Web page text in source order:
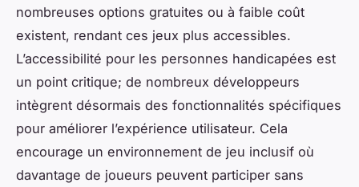
nombreuses options gratuites ou à faible coût
existent, rendant ces jeux plus accessibles.
L’accessibilité pour les personnes handicapées est
un point critique; de nombreux développeurs
intègrent désormais des fonctionnalités spécifiques
pour améliorer l’expérience utilisateur. Cela
encourage un environnement de jeu inclusif où
davantage de joueurs peuvent participer sans